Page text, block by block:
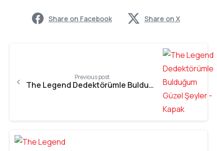
Share on Facebook Share on X
Previous post
The Legend Dedektörümle Bulduğum Güzel Şeyler